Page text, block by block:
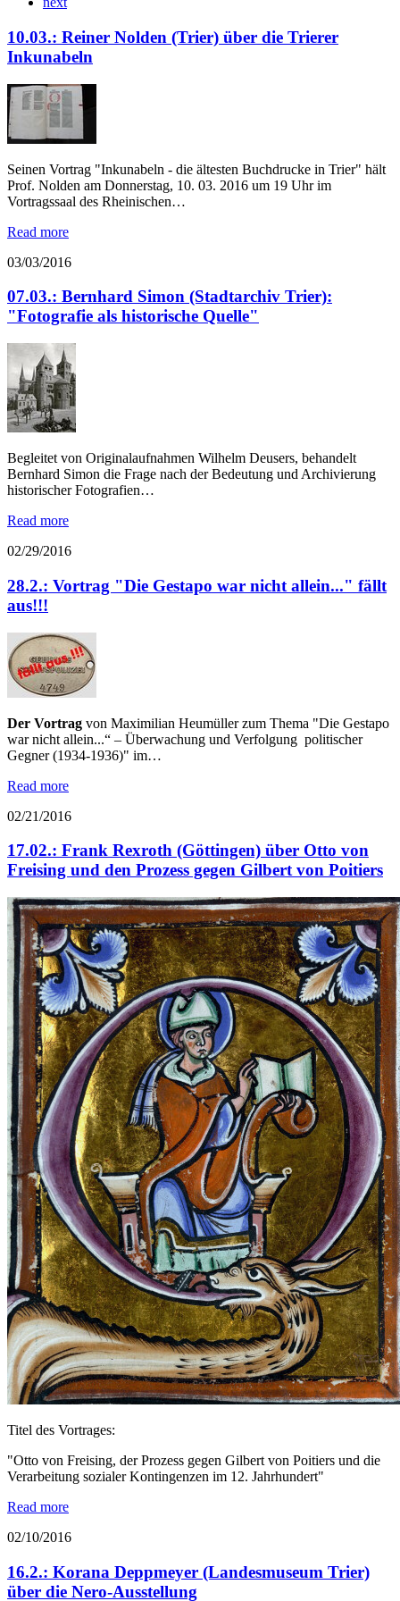
10.03.: Reiner Nolden (Trier) über die Trierer
Inkunabeln
Seinen Vortrag "Inkunabeln - die ältesten Buchdrucke in Trier" hält
Prof. Nolden am Donnerstag, 10. 03. 2016 um 19 Uhr im
Vortragssaal des Rheinischen…
Read more
03/03/2016
07.03.: Bernhard Simon (Stadtarchiv Trier):
"Fotografie als historische Quelle"
Begleitet von Originalaufnahmen Wilhelm Deusers, behandelt
Bernhard Simon die Frage nach der Bedeutung und Archivierung
historischer Fotografien…
Read more
02/29/2016
28.2.: Vortrag "Die Gestapo war nicht allein..." fällt
aus!!!
Der Vortrag von Maximilian Heumüller zum Thema "Die Gestapo
war nicht allein...“ – Überwachung und Verfolgung politischer
Gegner (1934-1936)" im…
Read more
02/21/2016
17.02.: Frank Rexroth (Göttingen) über Otto von
Freising und den Prozess gegen Gilbert von Poitiers
Titel des Vortrages:
"Otto von Freising, der Prozess gegen Gilbert von Poitiers und die
Verarbeitung sozialer Kontingenzen im 12. Jahrhundert"
Read more
02/10/2016
16.2.: Korana Deppmeyer (Landesmuseum Trier)
über die Nero-Ausstellung